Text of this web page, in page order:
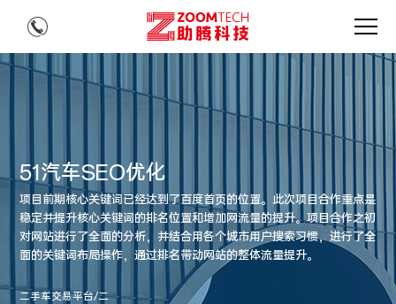
51汽车SEO优化
项目前期核心关键词已经达到了百度首页的位置。此次项目合作重点是
稳定并提升核心关键词的排名位置和增加网流量的提升。项目合作之初
对网站进行了全面的分析，并结合用各个城市用户搜索习惯，进行了全
面的关键词布局操作，通过排名带动网站的整体流量提升。
二手车交易平台/二